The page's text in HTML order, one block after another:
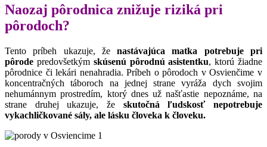
Naozaj pôrodnica znižuje riziká pri
pôrodoch?
Tento príbeh ukazuje, ženastávajúca matka potrebuje pri
pôrode predovšetkýmskúsenú pôrodnú asistentku, ktorú žiadne
pôrodnice či lekári nenahradia. Príbeh o pôrodoch v Osvienčime v
koncentračných táboroch na jednej strane vyráža dych svojim
nehumánnym prostredím, ktorý dnes už našťastie nepoznáme, na
strane druhej ukazuje, že skutočná ľudskosť nepotrebuje
vykachličkované sály, ale lásku človeka k človeku.